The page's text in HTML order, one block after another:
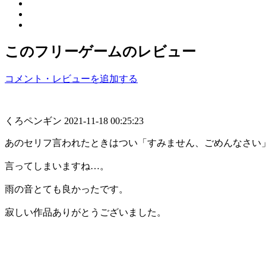
このフリーゲームのレビュー
コメント・レビューを追加する
くろペンギン 2021-11-18 00:25:23
あのセリフ言われたときはつい「すみません、ごめんなさい
言ってしまいますね…。
雨の音とても良かったです。
寂しい作品ありがとうございました。